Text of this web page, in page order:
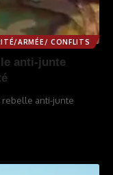
ARMÉE/ CONFLITS
anti-junte
rebelle anti-junte